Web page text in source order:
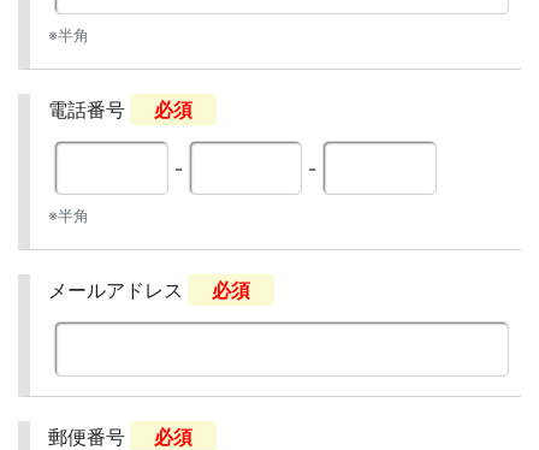
※半角
電話番号 必須
- -
※半角
メールアドレス 必須
郵便番号 必須